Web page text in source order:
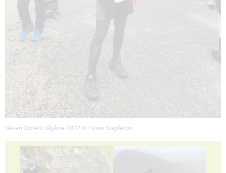
Seven Sisters Skyline 2022 © Fiona Stapleton